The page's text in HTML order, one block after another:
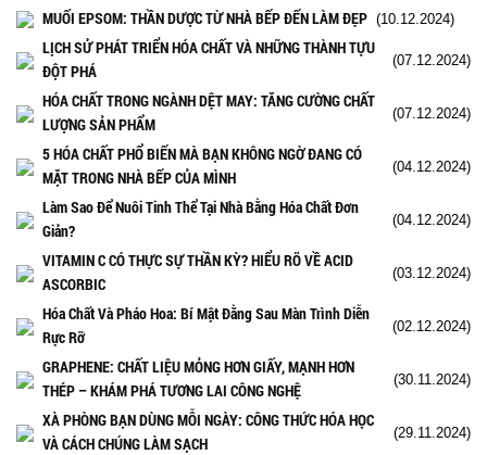
MUỐI EPSOM: THẦN DƯỢC TỪ NHÀ BẾP ĐẾN LÀM ĐẸP (10.12.2024)
LỊCH SỬ PHÁT TRIỂN HÓA CHẤT VÀ NHỮNG THÀNH TỰU
ĐỘT PHÁ
(07.12.2024)
HÓA CHẤT TRONG NGÀNH DỆT MAY: TĂNG CƯỜNG CHẤT
LƯỢNG SẢN PHẨM
(07.12.2024)
5 HÓA CHẤT PHỔ BIẾN MÀ BẠN KHÔNG NGỜ ĐANG CÓ
MẶT TRONG NHÀ BẾP CỦA MÌNH
(04.12.2024)
Làm Sao Để Nuôi Tinh Thể Tại Nhà Bằng Hóa Chất Đơn
Giản?
(04.12.2024)
VITAMIN C CÓ THỰC SỰ THẦN KỲ? HIỂU RÕ VỀ ACID
ASCORBIC
(03.12.2024)
Hóa Chất Và Pháo Hoa: Bí Mật Đằng Sau Màn Trình Diễn
Rực Rỡ
(02.12.2024)
GRAPHENE: CHẤT LIỆU MỎNG HƠN GIẤY, MẠNH HƠN
THÉP – KHÁM PHÁ TƯƠNG LAI CÔNG NGHỆ
(30.11.2024)
XÀ PHÒNG BẠN DÙNG MỖI NGÀY: CÔNG THỨC HÓA HỌC
VÀ CÁCH CHÚNG LÀM SẠCH
(29.11.2024)